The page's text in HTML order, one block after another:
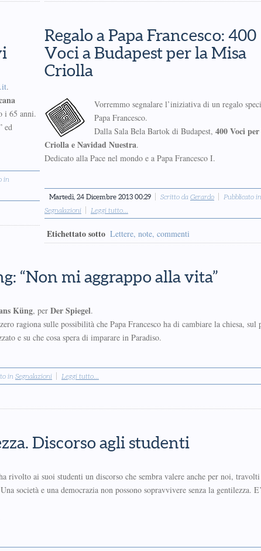
.
i 65 anni.
ed
in
Regalo a Papa Francesco: 400
Voci a Budapest per la Misa
Criolla
Vorremmo segnalare l’iniziativa di un regalo
Papa Francesco.
Dalla Sala Bela Bartok di Budapest, 400 Voci
Criolla e Navidad Nuestra.
Dedicato alla Pace nel mondo e a Papa Francesco I.
Martedì, 24 Dicembre 2013 00:29 Scritto da Gerardo
Pubblicato in
Segnalazioni
Leggi tutto...
Etichettato sotto Lettere, note, commenti
“Non mi aggrappo alla vita”
Küng, per Der Spiegel.
ragiona sulle possibilità che Papa Francesco ha di cambiare la chiesa, sul
e su che cosa spera di imparare in Paradiso.
in Segnalazioni Leggi tutto...
Discorso agli studenti
rivolto ai suoi studenti un discorso che sembra valere anche per noi,
società e una democrazia non possono sopravvivere senza la gentilezza.